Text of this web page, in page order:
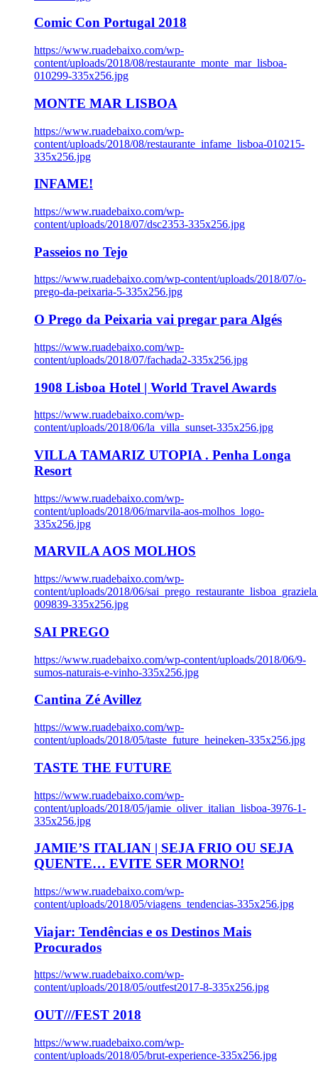
Comic Con Portugal 2018
https://www.ruadebaixo.com/wp-
content/uploads/2018/08/restaurante_monte_mar_lisboa-
010299-335x256.jpg
MONTE MAR LISBOA
https://www.ruadebaixo.com/wp-
content/uploads/2018/08/restaurante_infame_lisboa-010215-
335x256.jpg
INFAME!
https://www.ruadebaixo.com/wp-
content/uploads/2018/07/dsc2353-335x256.jpg
Passeios no Tejo
https://www.ruadebaixo.com/wp-content/uploads/2018/07/o-
prego-da-peixaria-5-335x256.jpg
O Prego da Peixaria vai pregar para Algés
https://www.ruadebaixo.com/wp-
content/uploads/2018/07/fachada2-335x256.jpg
1908 Lisboa Hotel | World Travel Awards
https://www.ruadebaixo.com/wp-
content/uploads/2018/06/la_villa_sunset-335x256.jpg
VILLA TAMARIZ UTOPIA . Penha Longa
Resort
https://www.ruadebaixo.com/wp-
content/uploads/2018/06/marvila-aos-molhos_logo-
335x256.jpg
MARVILA AOS MOLHOS
https://www.ruadebaixo.com/wp-
content/uploads/2018/06/
009839-335x256.jpg
SAI PREGO
https://www.ruadebaixo.com/wp-content/uploads/2018/06/9-
sumos-naturais-e-vinho-335x256.jpg
Cantina Zé Avillez
https://www.ruadebaixo.com/wp-
content/uploads/2018/05/taste_future_heineken-335x256.jpg
TASTE THE FUTURE
https://www.ruadebaixo.com/wp-
content/uploads/2018/05/jamie_oliver_italian_lisboa-3976-1-
335x256.jpg
JAMIE’S ITALIAN | SEJA FRIO OU SEJA
QUENTE… EVITE SER MORNO!
https://www.ruadebaixo.com/wp-
content/uploads/2018/05/viagens_tendencias-335x256.jpg
Viajar: Tendências e os Destinos Mais
Procurados
https://www.ruadebaixo.com/wp-
content/uploads/2018/05/outfest2017-8-335x256.jpg
OUT///FEST 2018
https://www.ruadebaixo.com/wp-
content/uploads/2018/05/brut-experience-335x256.jpg